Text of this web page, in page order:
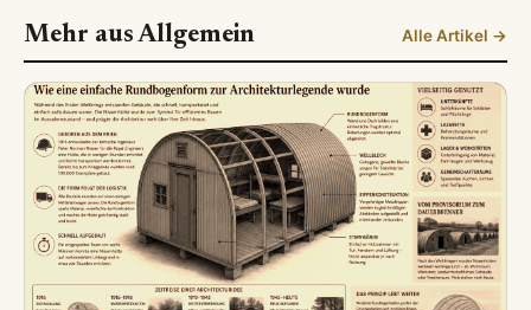
Mehr aus Allgemein Alle Artikel →